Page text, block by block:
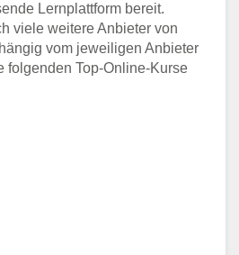
Lernplattform bereit.
viele weitere Anbieter von
vom jeweiligen Anbieter
folgenden Top-Online-Kurse